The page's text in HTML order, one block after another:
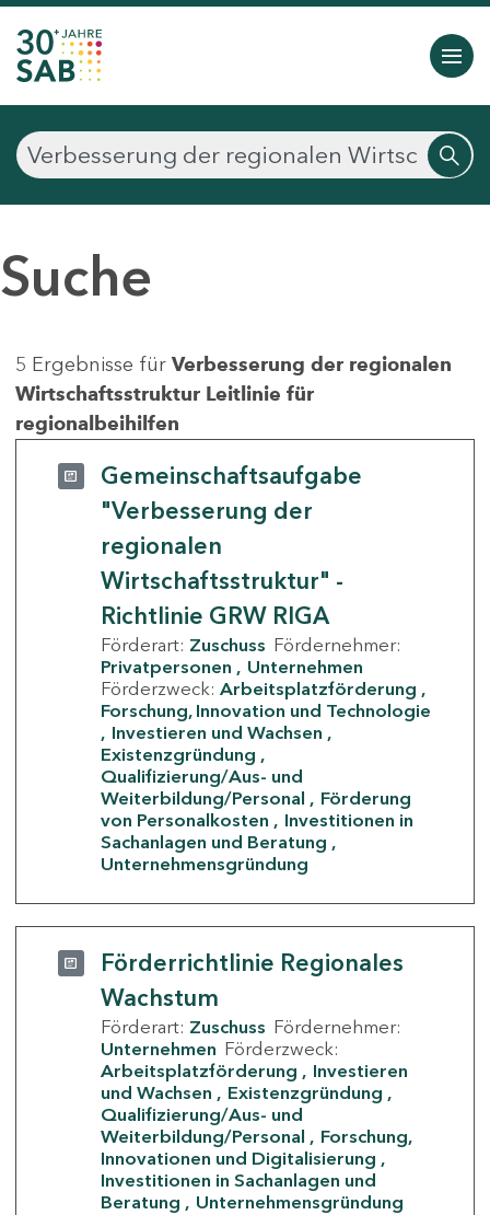
Suche
5 Ergebnisse für Verbesserung der regionalen
Wirtschaftsstruktur Leitlinie für
regionalbeihilfen
Gemeinschaftsaufgabe
"Verbesserung der
regionalen
Wirtschaftsstruktur" -
Richtlinie GRW RIGA
Förderart: Zuschuss Fördernehmer:
Privatpersonen
Unternehmen
Förderzweck: Arbeitsplatzförderung
Forschung, Innovation und Technologie
Investieren und Wachsen
Existenzgründung
Qualifizierung/Aus- und
Weiterbildung/Personal
Förderung
von Personalkosten
Investitionen in
Sachanlagen und Beratung
Unternehmensgründung
Förderrichtlinie Regionales
Wachstum
Förderart: Zuschuss Fördernehmer:
Unternehmen Förderzweck:
Arbeitsplatzförderung
Investieren
und Wachsen
Existenzgründung
Qualifizierung/Aus- und
Weiterbildung/Personal
Forschung,
Innovationen und Digitalisierung
Investitionen in Sachanlagen und
Beratung
Unternehmensgründung